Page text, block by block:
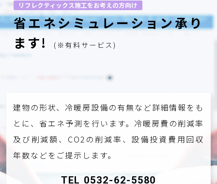
リフレクティックス施工をお考えの方向け
省エネシミュレーション承り
ます!
(※有料サービス)
建物の形状、冷暖房設備の有無など詳細情報をも
とに、省エネ予測を行います。冷暖房費の削減率
及び削減額、CO2の削減率、設備投資費用回収
年数などをご提示します。
TEL 0532-62-5580